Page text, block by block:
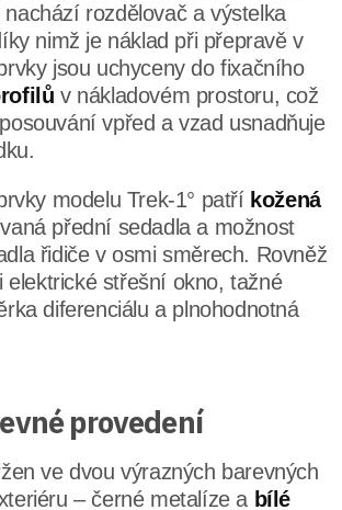
rozdělovač a výstelka
nimž je náklad při přepravě v
jsou uchyceny do fixačního
v nákladovém prostoru, což
vpřed a vzad usnadňuje
modelu Trek-1° patří kožená
přední sedadla a možnost
řidiče v osmi směrech. Rovněž
elektrické střešní okno, tažné
diferenciálu a plnohodnotná
provedení
ve dvou výrazných barevných
– černé metalíze a bílé